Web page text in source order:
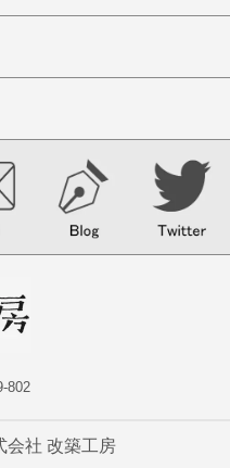
802
会社 改築工房